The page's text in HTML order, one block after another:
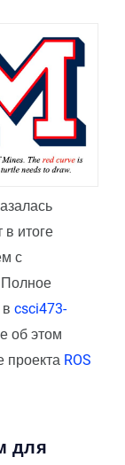
итоге
с
Полное
csci473-
об этом
проекта ROS
для